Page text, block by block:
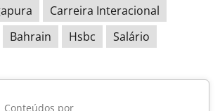
Carreira Interacional
Bahrain Hsbc Salário
Conteúdos por